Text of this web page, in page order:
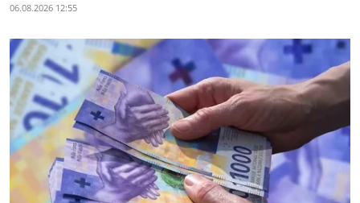
06.08.2026 12:55